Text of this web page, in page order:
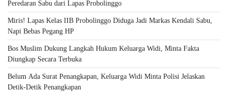
Peredaran Sabu dari Lapas Probolinggo
Miris! Lapas Kelas IIB Probolinggo Diduga Jadi Markas Kendali Sabu,
Napi Bebas Pegang HP
Bos Muslim Dukung Langkah Hukum Keluarga Widi, Minta Fakta
Diungkap Secara Terbuka
Belum Ada Surat Penangkapan, Keluarga Widi Minta Polisi Jelaskan
Detik-Detik Penangkapan